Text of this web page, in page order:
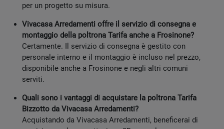
per un progetto su misura.
Vivacasa Arredamenti offre il servizio di consegna e
montaggio della poltrona Tarifa anche a Frosinone?
Certamente. Il servizio di consegna è gestito con
personale interno e il montaggio è incluso nel prezzo,
disponibile anche a Frosinone e negli altri comuni
serviti.
Quali sono i vantaggi di acquistare la poltrona Tarifa
Bizzotto da Vivacasa Arredamenti?
Acquistando da Vivacasa Arredamenti, beneficerai di